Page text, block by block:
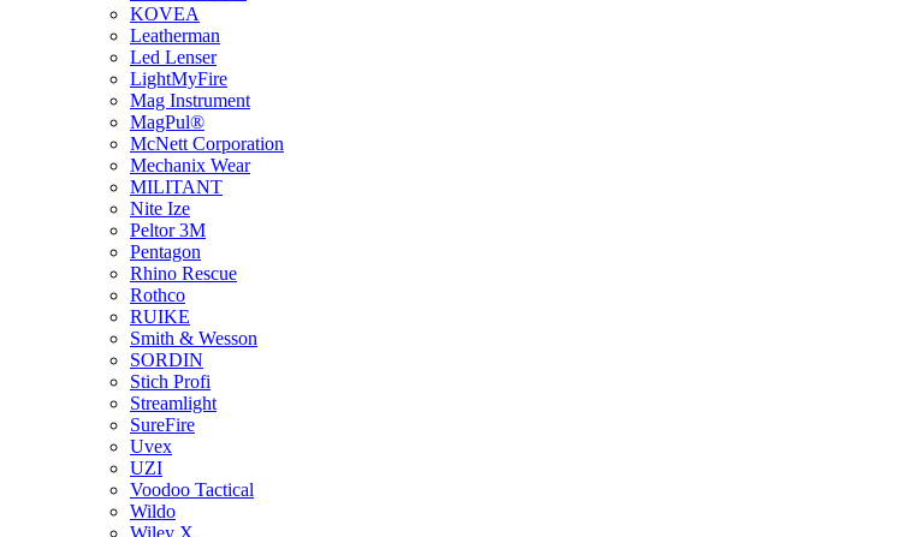
KOVEA
Leatherman
Led Lenser
LightMyFire
Mag Instrument
MagPul®
McNett Corporation
Mechanix Wear
MILITANT
Nite Ize
Peltor 3M
Pentagon
Rhino Rescue
Rothco
RUIKE
Smith & Wesson
SORDIN
Stich Profi
Streamlight
SureFire
Uvex
UZI
Voodoo Tactical
Wildo
Wiley X